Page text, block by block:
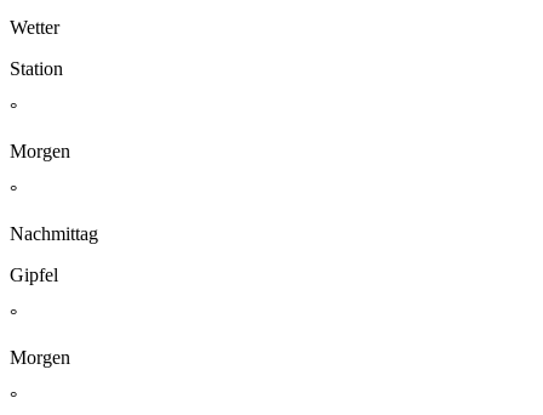
Wetter
Station
°
Morgen
°
Nachmittag
Gipfel
°
Morgen
°